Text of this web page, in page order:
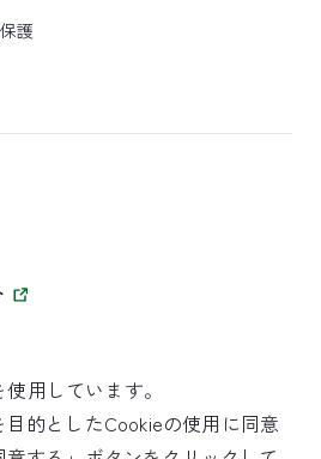
護
用しています。
的としたCookieの使用に同意